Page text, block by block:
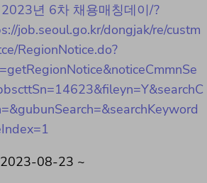
년 6차 채용매칭데이/?
job.seoul.go.kr/dongjak/re/custm
RegionNotice.do?
2023-08-23 ~